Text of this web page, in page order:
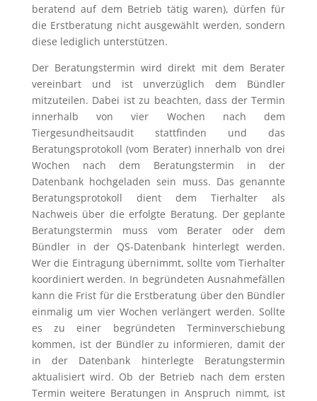
beratend auf dem Betrieb tätig waren), dürfen für
die Erstberatung nicht ausgewählt werden, sondern
diese lediglich unterstützen.
Der Beratungstermin wird direkt mit dem Berater
vereinbart und ist unverzüglich dem Bündler
mitzuteilen. Dabei ist zu beachten, dass der Termin
innerhalb von vier Wochen nach dem
Tiergesundheitsaudit stattfinden und das
Beratungsprotokoll (vom Berater) innerhalb von drei
Wochen nach dem Beratungstermin in der
Datenbank hochgeladen sein muss. Das genannte
Beratungsprotokoll dient dem Tierhalter als
Nachweis über die erfolgte Beratung. Der geplante
Beratungstermin muss vom Berater oder dem
Bündler in der QS-Datenbank hinterlegt werden.
Wer die Eintragung übernimmt, sollte vom Tierhalter
koordiniert werden. In begründeten Ausnahmefällen
kann die Frist für die Erstberatung über den Bündler
einmalig um vier Wochen verlängert werden. Sollte
es zu einer begründeten Terminverschiebung
kommen, ist der Bündler zu informieren, damit der
in der Datenbank hinterlegte Beratungstermin
aktualisiert wird. Ob der Betrieb nach dem ersten
Termin weitere Beratungen in Anspruch nimmt, ist